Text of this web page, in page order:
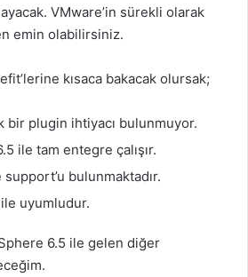
VMware’in sürekli olarak
emin olabilirsiniz.
kısaca bakacak olursak;
bir plugin ihtiyacı bulunmuyor.
ile tam entegre çalışır.
bulunmaktadır.
uyumludur.
6.5 ile gelen diğer